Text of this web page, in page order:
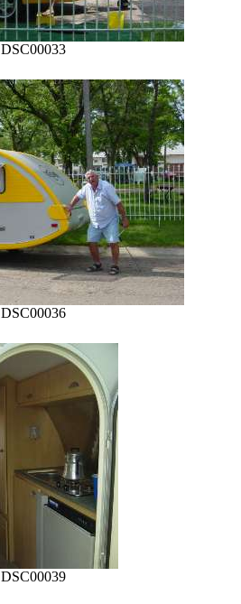
DSC00033
DSC00036
DSC00039